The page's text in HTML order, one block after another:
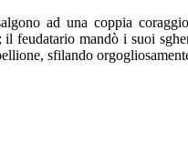
ad una coppia
; il feudatario mandò i suoi
sfilando